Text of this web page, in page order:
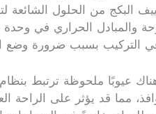
البكج من الحلول الشائعة
والمبادل الحراري في
التركيب بسبب ضرورة وضع
عيوبًا ملحوظة ترتبط
مما قد يؤثر على الراحة